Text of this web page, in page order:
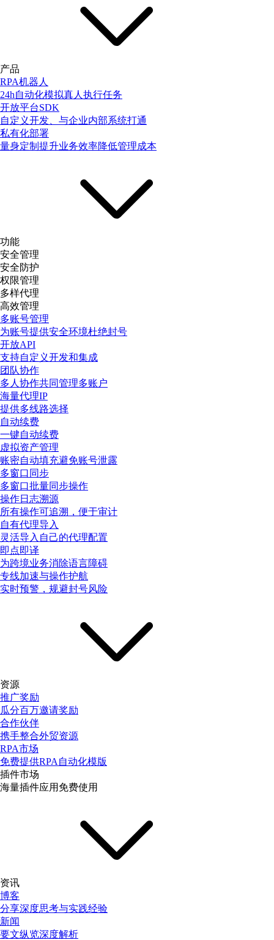
产品
RPA机器人
24h自动化模拟真人执行任务
开放平台SDK
自定义开发、与企业内部系统打通
私有化部署
量身定制提升业务效率降低管理成本
功能
安全管理
安全防护
权限管理
多样代理
高效管理
多账号管理
为账号提供安全环境杜绝封号
开放API
支持自定义开发和集成
团队协作
多人协作共同管理多账户
海量代理IP
提供多线路选择
自动续费
一键自动续费
虚拟资产管理
账密自动填充避免账号泄露
多窗口同步
多窗口批量同步操作
操作日志溯源
所有操作可追溯，便于审计
自有代理导入
灵活导入自己的代理配置
即点即译
为跨境业务消除语言障碍
专线加速与操作护航
实时预警，规避封号风险
资源
推广奖励
瓜分百万邀请奖励
合作伙伴
携手整合外贸资源
RPA市场
免费提供RPA自动化模版
插件市场
海量插件应用免费使用
资讯
博客
分享深度思考与实践经验
新闻
要文纵览深度解析